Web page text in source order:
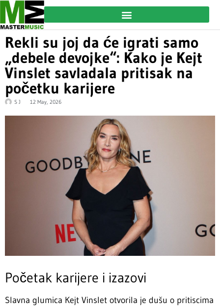
Rekli su joj da će igrati samo
„debele devojke“: Kako je Kejt
Vinslet savladala pritisak na
početku karijere
S J 12 May, 2026
Početak karijere i izazovi
Slavna glumica Kejt Vinslet otvorila je dušu o pritiscima